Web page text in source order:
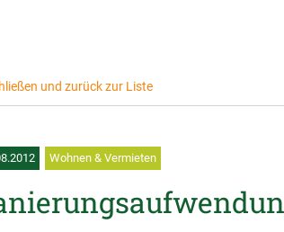
und zurück zur Liste
Wohnen & Vermieten